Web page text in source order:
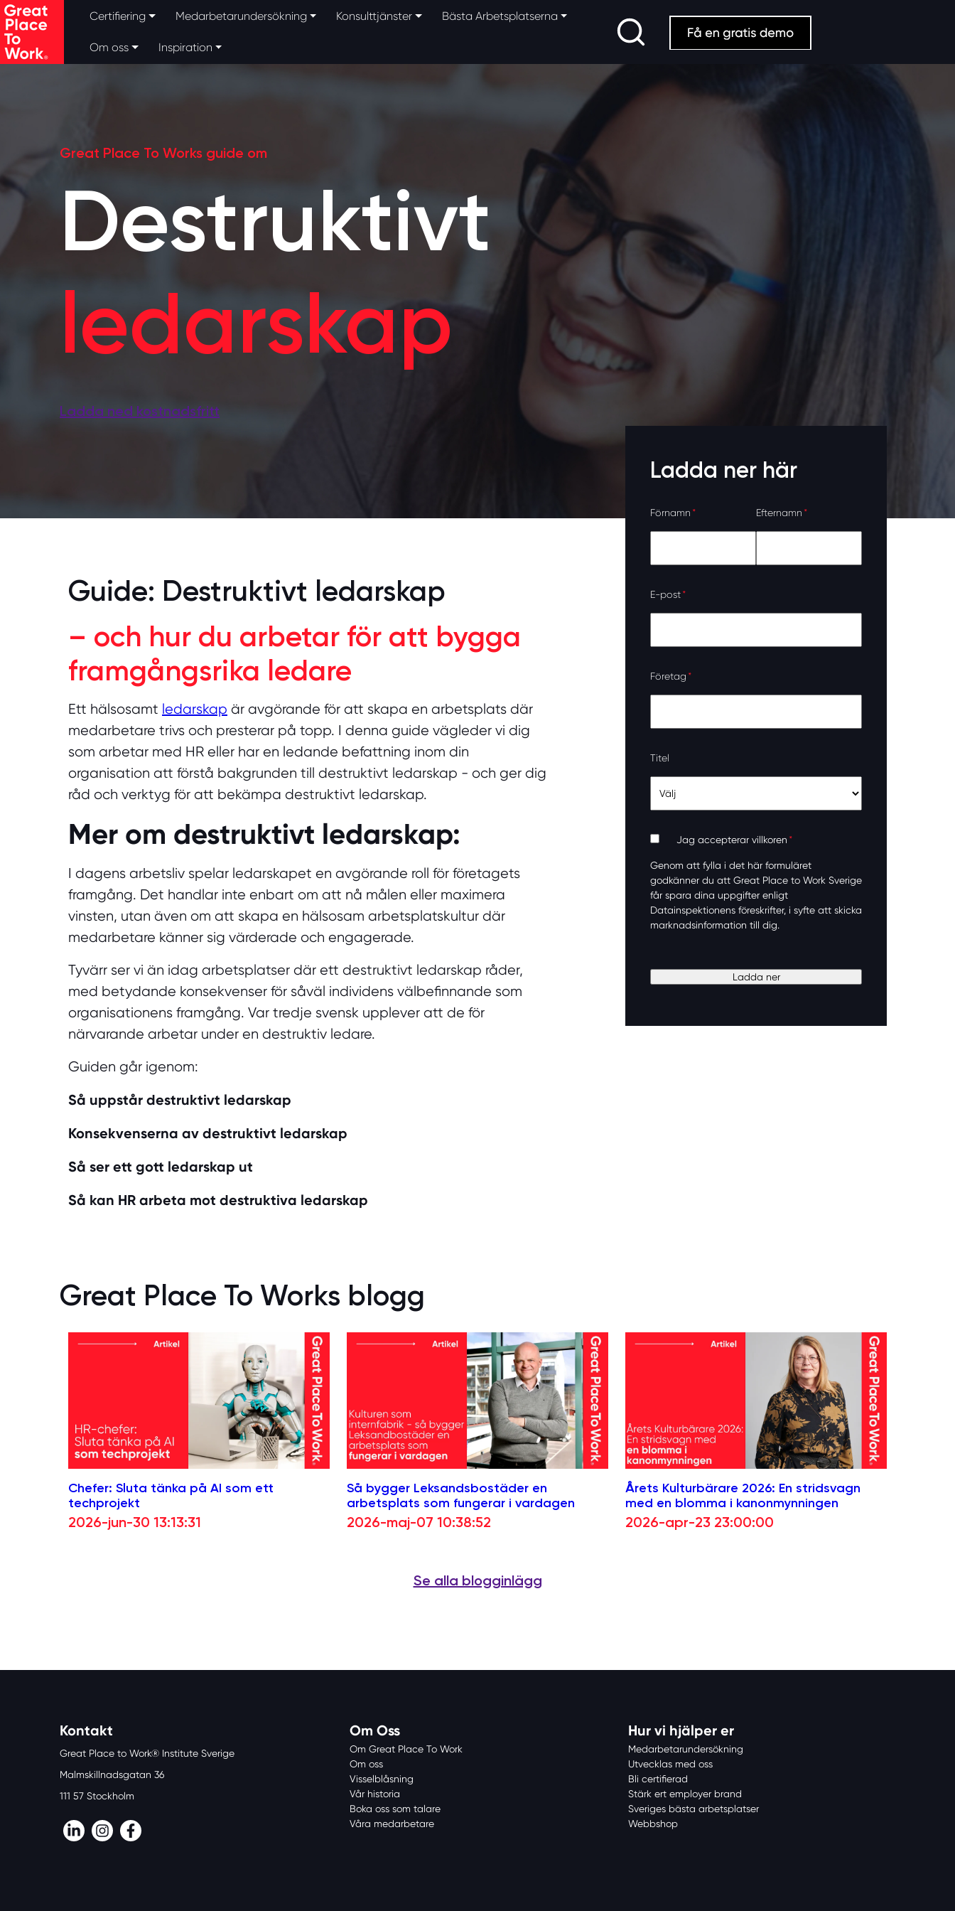
Skip to main content
Certifiering Medarbetarundersökning Konsulttjänster Bästa Arbetsplatserna
Om oss Inspiration
Search
Great Place To Works guide om
Destruktivt
ledarskap
Ladda ned kostnadsfritt
Guide: Destruktivt ledarskap
– och hur du arbetar för att bygga
framgångsrika ledare
Ett hälsosamt ledarskap är avgörande för att skapa en arbetsplats där
medarbetare trivs och presterar på topp. I denna guide vägleder vi dig
som arbetar med HR eller har en ledande befattning inom din
organisation att förstå bakgrunden till destruktivt ledarskap - och ger dig
råd och verktyg för att bekämpa destruktivt ledarskap.
Mer om destruktivt ledarskap:
I dagens arbetsliv spelar ledarskapet en avgörande roll för företagets
framgång. Det handlar inte enbart om att nå målen eller maximera
vinsten, utan även om att skapa en hälsosam arbetsplatskultur där
medarbetare känner sig värderade och engagerade.
Tyvärr ser vi än idag arbetsplatser där ett destruktivt ledarskap råder,
med betydande konsekvenser för såväl individens välbefinnande som
organisationens framgång. Var tredje svensk upplever att de för
närvarande arbetar under en destruktiv ledare.
Guiden går igenom:
Så uppstår destruktivt ledarskap
Konsekvenserna av destruktivt ledarskap
Så ser ett gott ledarskap ut
Så kan HR arbeta mot destruktiva ledarskap
Ladda ner här
Förnamn * Efternamn *
E-post*
Företag *
Titel
Jag accepterar villkoren *
Genom att fylla i det här formuläret
godkänner du att Great Place to Work Sverige
får spara dina uppgifter enligt
Datainspektionens föreskrifter, i syfte att skicka
marknadsinformation till dig.
Great Place To Works blogg
Chefer: Sluta tänka på AI som ett
techprojekt
2026-jun-30 13:13:31
Så bygger Leksandsbostäder en
arbetsplats som fungerar i vardagen
2026-maj-07 10:38:52
Årets Kulturbärare 2026: En stridsvagn
med en blomma i kanonmynningen
2026-apr-23 23:00:00
Se alla blogginlägg
Kontakt
Great Place to Work® Institute Sverige
Malmskillnadsgatan 36
111 57 Stockholm
LinkedInInstagramFacebook
Om Oss
Om Great Place To Work
Om oss
Visselblåsning
Vår historia
Boka oss som talare
Våra medarbetare
Hur vi hjälper er
Medarbetarundersökning
Utvecklas med oss
Bli certifierad
Stärk ert employer brand
Sveriges bästa arbetsplatser
Webbshop